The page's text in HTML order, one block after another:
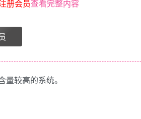
册会员查看完整内容
量较高的系统。